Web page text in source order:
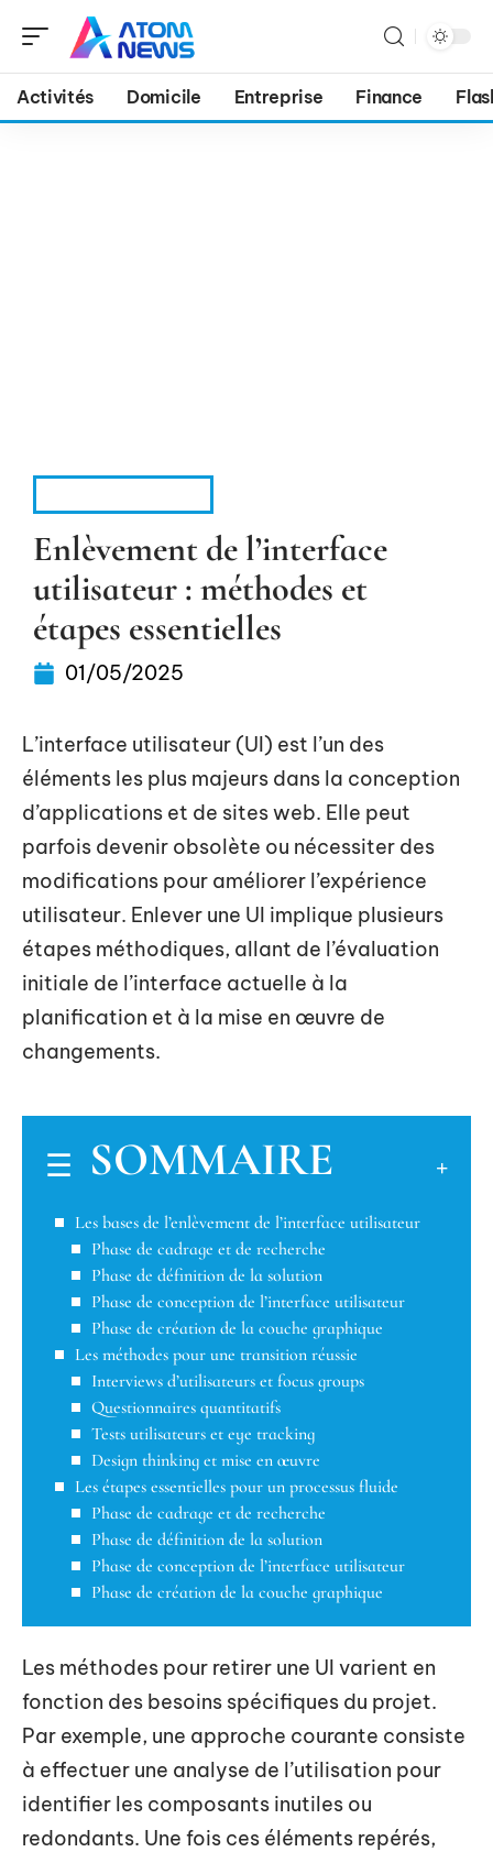
Activités Domicile Entreprise Finance
Enlèvement de l’interface
utilisateur : méthodes et
étapes essentielles
01/05/2025
L’interface utilisateur (UI) est l’un des
éléments les plus majeurs dans la conception
d’applications et de sites web. Elle peut
parfois devenir obsolète ou nécessiter des
modifications pour améliorer l’expérience
utilisateur. Enlever une UI implique plusieurs
étapes méthodiques, allant de l’évaluation
initiale de l’interface actuelle à la
planification et à la mise en œuvre de
changements.
SOMMAIRE
Les bases de l’enlèvement de l’interface utilisateur
Phase de cadrage et de recherche
Phase de définition de la solution
Phase de conception de l’interface utilisateur
Phase de création de la couche graphique
Les méthodes pour une transition réussie
Interviews d’utilisateurs et focus groups
Questionnaires quantitatifs
Tests utilisateurs et eye tracking
Design thinking et mise en œuvre
Les étapes essentielles pour un processus fluide
Phase de cadrage et de recherche
Phase de définition de la solution
Phase de conception de l’interface utilisateur
Phase de création de la couche graphique
Les méthodes pour retirer une UI varient en
fonction des besoins spécifiques du projet.
Par exemple, une approche courante consiste
à effectuer une analyse de l’utilisation pour
identifier les composants inutiles ou
redondants. Une fois ces éléments repérés,